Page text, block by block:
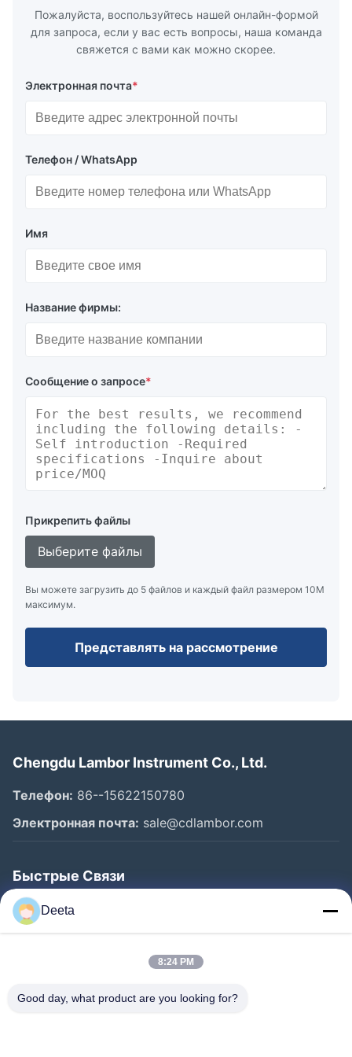
Пожалуйста, воспользуйтесь нашей онлайн-формой
для запроса, если у вас есть вопросы, наша команда
свяжется с вами как можно скорее.
Электронная почта*
Телефон / WhatsApp
Имя
Название фирмы:
Сообщение о запросе*
Прикрепить файлы
Выберите файлы
Вы можете загрузить до 5 файлов и каждый файл размером 10M
максимум.
Представлять на рассмотрение
Chengdu Lambor Instrument Co., Ltd.
Телефон: 86--15622150780
Электронная почта: sale@cdlambor.com
Быстрые Связи
Главная Страница
Продукция
Наша Фабрика
Deeta
8:24 PM
Good day, what product are you looking for?